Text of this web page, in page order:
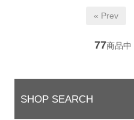
« Prev
77商品中
SHOP SEARCH